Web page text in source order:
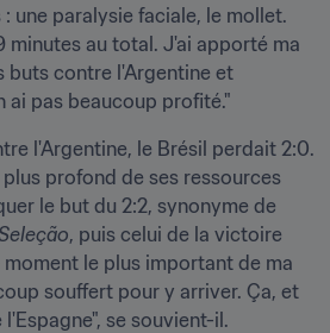
une paralysie faciale, le mollet.
minutes au total. J'ai apporté ma
buts contre l'Argentine et
ai pas beaucoup profité."
l'Argentine, le Brésil perdait 2:0.
profond de ses ressources
le but du 2:2, synonyme de
, puis celui de la victoire
moment le plus important de ma
souffert pour y arriver. Ça, et
se souvient-il.